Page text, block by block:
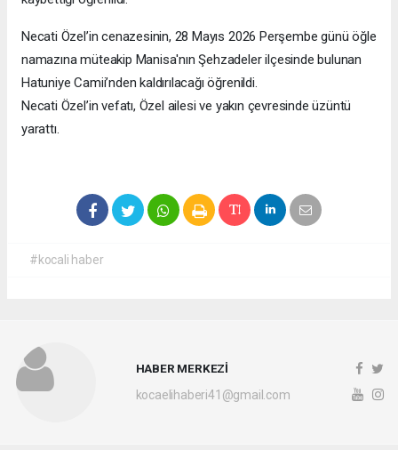
Necati Özel’in cenazesinin, 28 Mayıs 2026 Perşembe günü öğle
namazına müteakip Manisa'nın Şehzadeler ilçesinde bulunan
Hatuniye Camii’nden kaldırılacağı öğrenildi.
Necati Özel’in vefatı, Özel ailesi ve yakın çevresinde üzüntü
yarattı.
#kocali haber
HABER MERKEZİ
kocaelihaberi41@gmail.com